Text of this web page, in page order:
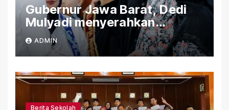
Gubernur Jawa Barat, Dedi
Mulyadi menyerahkan
Bantuan (PIP) Kepada Siswa
SLBN Cicendo Kota Bandung
ADMIN
Berita Sekolah